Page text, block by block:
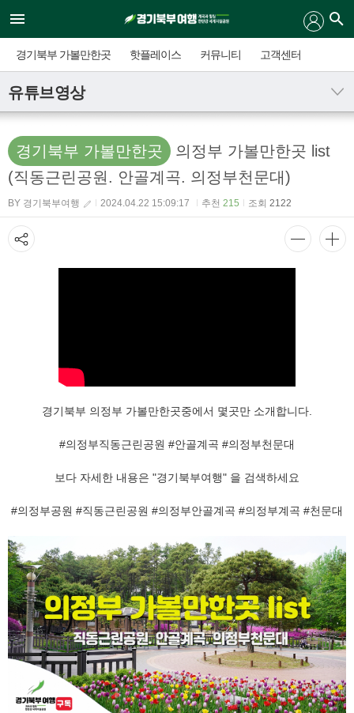
경기북부 가볼만한곳 핫플레이스 커뮤니티 고객센터
유튜브영상
경기북부 가볼만한곳
의정부 가볼만한곳 list
(직동근린공원. 안골계곡. 의정부천문대)
BY 경기북부여행 2024.04.22 15:09:17 추천 215 조회 2122
경기북부 의정부 가볼만한곳중에서 몇곳만 소개합니다.
#의정부직동근린공원 #안골계곡 #의정부천문대
보다 자세한 내용은 "경기북부여행" 을 검색하세요
#의정부공원 #직동근린공원 #의정부안골계곡 #의정부계곡 #천문대